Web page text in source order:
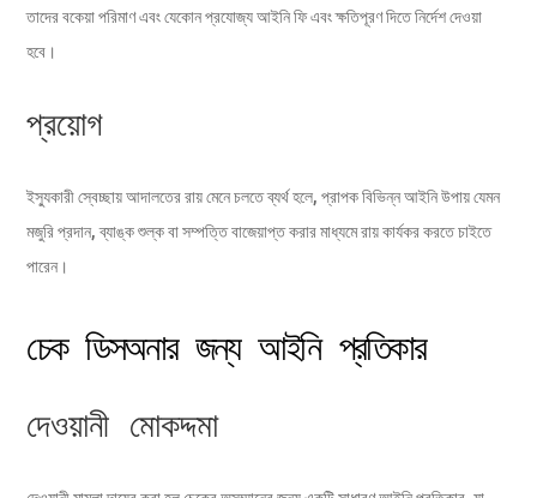
তাদের বকেয়া পরিমাণ এবং যেকোন প্রযোজ্য আইনি ফি এবং ক্ষতিপূরণ দিতে নির্দেশ দেওয়া
হবে।
প্রয়োগ
ইস্যুকারী স্বেচ্ছায় আদালতের রায় মেনে চলতে ব্যর্থ হলে, প্রাপক বিভিন্ন আইনি উপায় যেমন
মজুরি প্রদান, ব্যাঙ্ক শুল্ক বা সম্পত্তি বাজেয়াপ্ত করার মাধ্যমে রায় কার্যকর করতে চাইতে
পারেন।
চেক ডিসঅনার জন্য আইনি প্রতিকার
দেওয়ানী মোকদ্দমা